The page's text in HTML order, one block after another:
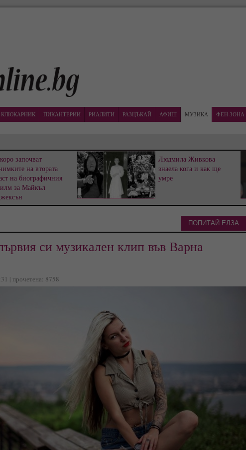
КЛЮКАРНИК ПИКАНТЕРИИ РИАЛИТИ РАЗЦЪКАЙ АФИШ МУЗИКА ФЕН ЗОНА
започват
на втората
на биографичния
за Майкъл
Людмила Живкова
знаела кога и как ще
умре
си музикален клип във Варна
| прочетена: 8758
ПОПИТАЙ ЕЛЗА